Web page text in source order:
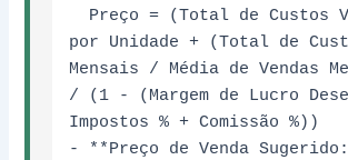
por Unidade + (Total de
Mensais / Média de Vendas
/ (1 - (Margem de Lucro
Impostos % + Comissão %))
- **Preço de Venda